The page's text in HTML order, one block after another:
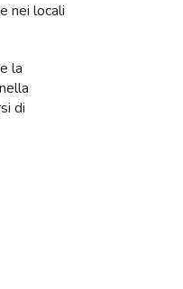
nei locali
la
di